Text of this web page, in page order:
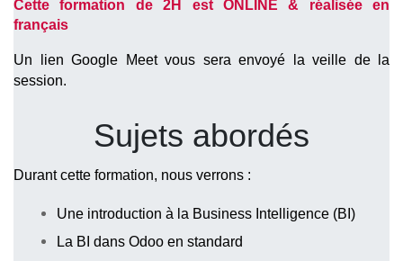
Cette formation de 2H est ONLINE & réalisée en
français
Un lien Google Meet vous sera envoyé la veille de la
session.
Sujets abordés
Durant cette formation, nous verrons :
Une introduction à la Business Intelligence (BI)
La BI dans Odoo en standard